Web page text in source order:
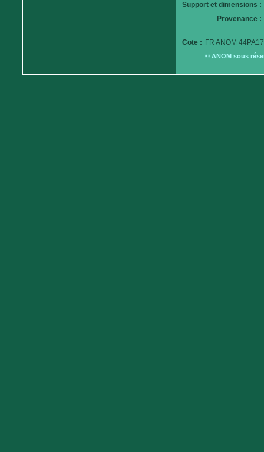
Support et dimensions :
Provenance :
Cote : FR ANOM
© ANOM sous